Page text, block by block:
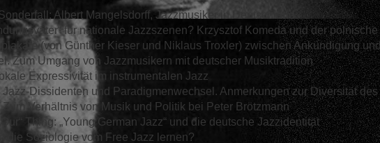
Albert Mangelsdorff, Jazzmusiker in Deutschland
für nationale Jazzszenen? Krzysztof Komeda und der polnische
(von Günther Kieser und Niklaus Troxler) zwischen Ankündigung
Zum Umgang von Jazzmusikern mit deutscher Musiktradition
Expressivität im instrumentalen Jazz
Dissidenten und Paradigmenwechsel. Anmerkungen zur Diversität
Verhältnis von Musik und Politik bei Peter Brötzmann
Thing: „Young German Jazz“ und die deutsche Jazzidentität
die Soziologie vom Free Jazz lernen?